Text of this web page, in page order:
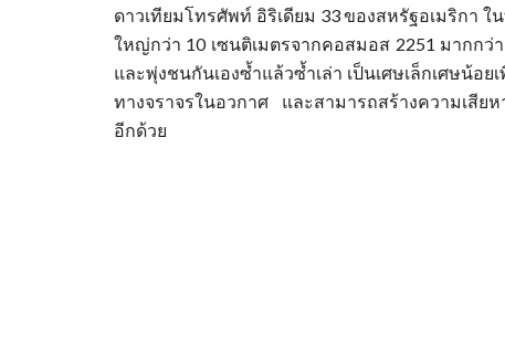
ดาวเทียมโทรศัพท์ อิริเดียม 33 ของสหรัฐอเมริกา
ใหญ่กว่า 10 เซนติเมตรจากคอสมอส 2251 มากกว่
และพุ่งชนกันเองซ้ำแล้วซ้ำเล่า เป็นเศษเล็กเศษน้อ
ทางจราจรในอวกาศ และสามารถสร้างความเสีย
อีกด้วย